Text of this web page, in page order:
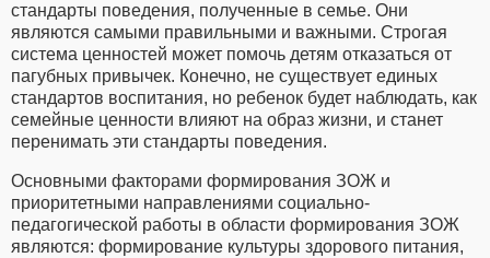
стандарты поведения, полученные в семье. Они
являются самыми правильными и важными. Строгая
система ценностей может помочь детям отказаться от
пагубных привычек. Конечно, не существует единых
стандартов воспитания, но ребенок будет наблюдать, как
семейные ценности влияют на образ жизни, и станет
перенимать эти стандарты поведения.
Основными факторами формирования ЗОЖ и
приоритетными направлениями социально-
педагогической работы в области формирования ЗОЖ
являются: формирование культуры здорового питания,